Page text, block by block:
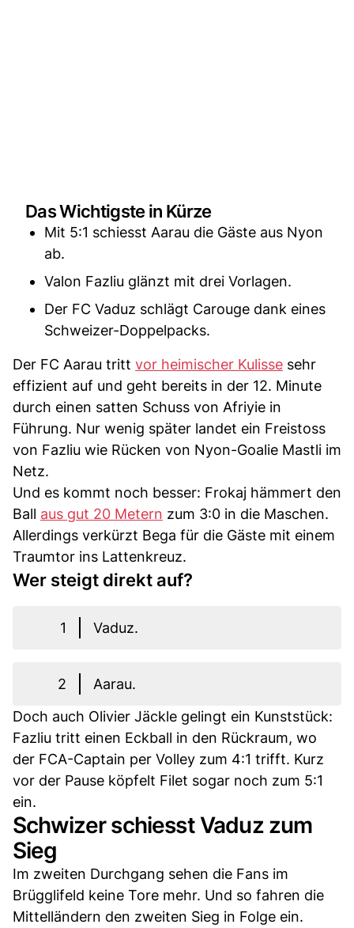
Das Wichtigste in Kürze
Mit 5:1 schiesst Aarau die Gäste aus Nyon
ab.
Valon Fazliu glänzt mit drei Vorlagen.
Der FC Vaduz schlägt Carouge dank eines
Schweizer-Doppelpacks.
Der FC Aarau tritt vor heimischer Kulisse sehr
effizient auf und geht bereits in der 12. Minute
durch einen satten Schuss von Afriyie in
Führung. Nur wenig später landet ein Freistoss
von Fazliu wie Rücken von Nyon-Goalie Mastli im
Netz.
Und es kommt noch besser: Frokaj hämmert den
Ball aus gut 20 Metern zum 3:0 in die Maschen.
Allerdings verkürzt Bega für die Gäste mit einem
Traumtor ins Lattenkreuz.
Wer steigt direkt auf?
1 Vaduz.
2
Aarau.
Doch auch Olivier Jäckle gelingt ein Kunststück:
Fazliu tritt einen Eckball in den Rückraum, wo
der FCA-Captain per Volley zum 4:1 trifft. Kurz
vor der Pause köpfelt Filet sogar noch zum 5:1
ein.
Schwizer schiesst Vaduz zum
Sieg
Im zweiten Durchgang sehen die Fans im
Brügglifeld keine Tore mehr. Und so fahren die
Mittelländern den zweiten Sieg in Folge ein.